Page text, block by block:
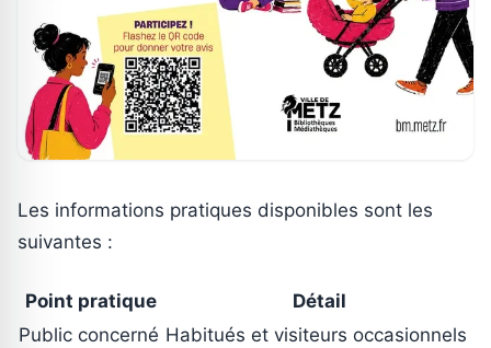
Les informations pratiques disponibles sont les
suivantes :
Point pratique
Détail
Public concerné Habitués et visiteurs occasionnels